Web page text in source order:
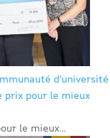
d’université
prix pour le mieux
le mieux...